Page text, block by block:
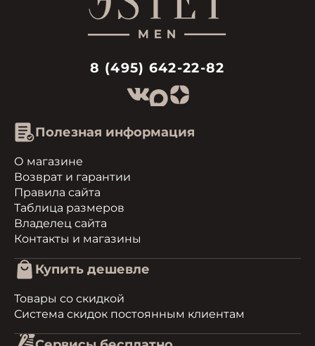
8 (495) 642-22-82
Полезная информация
О магазине
Возврат и гарантии
Правила сайта
Таблица размеров
Владелец сайта
Контакты и магазины
Купить дешевле
Товары со скидкой
Система скидок постоянным клиентам